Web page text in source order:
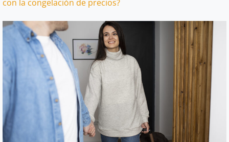
con la congelación de precios?